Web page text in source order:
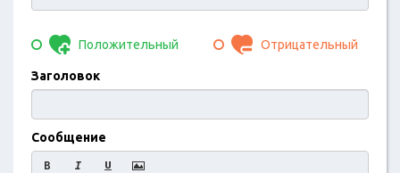
Положительный Отрицательный
Заголовок
Сообщение